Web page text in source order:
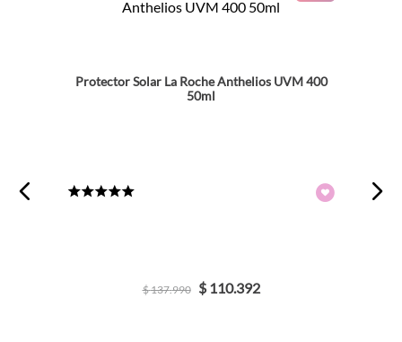
Protector Solar La Roche Anthelios UVM 400
50ml
$137.990 $ 110.392